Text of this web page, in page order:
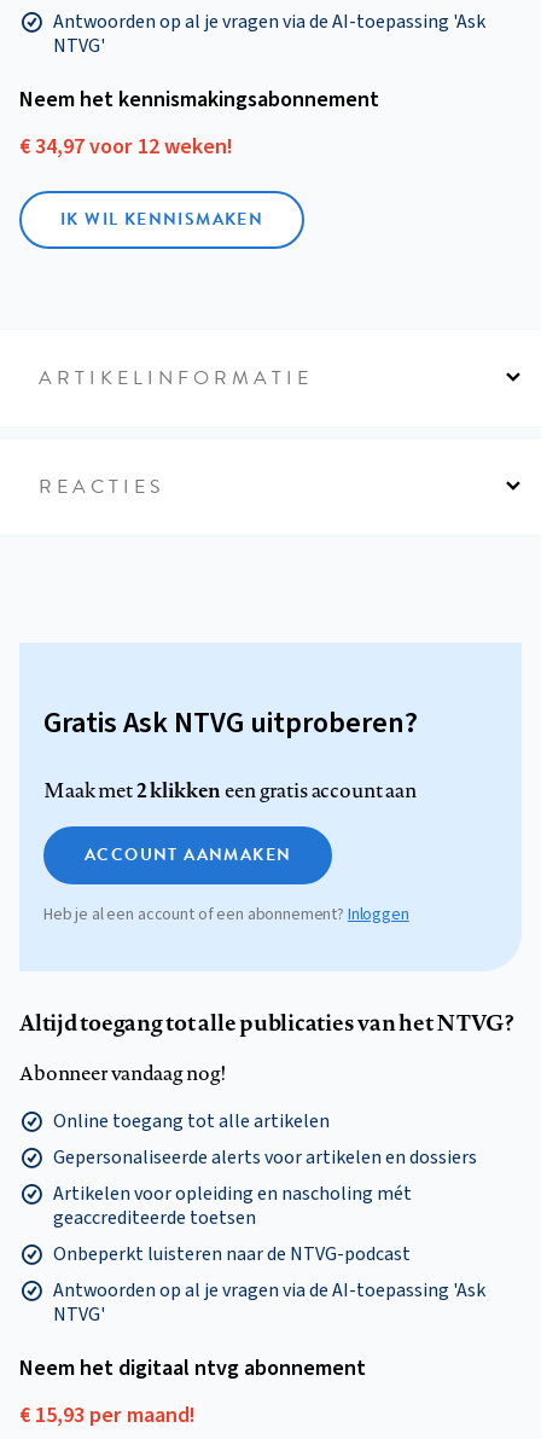
Antwoorden op al je vragen via de AI-toepassing 'Ask
NTVG'
Neem het kennismakings­abonnement
€ 34,97 voor 12 weken!
IK WIL KENNISMAKEN
ARTIKELINFORMATIE
REACTIES
Gratis Ask NTVG uitproberen?
Maak met2 klikkeneen gratis account aan
ACCOUNT AANMAKEN
Heb je al een account of een abonnement?Inloggen
Altijd toegang tot alle publicaties van het NTVG?
Abonneer vandaag nog!
Online toegang tot alle artikelen
Gepersonaliseerde alerts voor artikelen en dossiers
Artikelen voor opleiding en nascholing mét
geaccrediteerde toetsen
Onbeperkt luisteren naar de NTVG-podcast
Antwoorden op al je vragen via de AI-toepassing 'Ask
NTVG'
Neem het digitaal ntvg abonnement
€ 15,93 per maand!